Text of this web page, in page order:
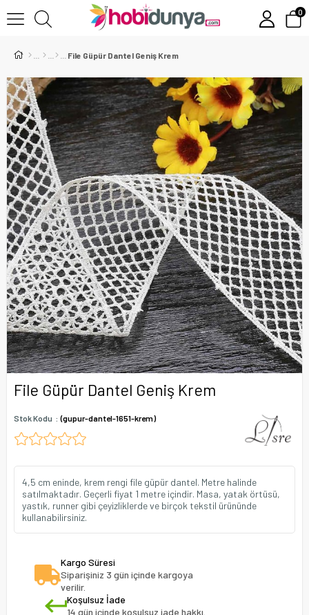
0
File Güpür Dantel Geniş Krem
File Güpür Dantel Geniş Krem
Stok Kodu (gupur-dantel-1651-krem)
4,5 cm eninde, krem rengi file güpür dantel. Metre halinde
satılmaktadır. Geçerli fiyat 1 metre içindir. Masa, yatak örtüsü,
yastık, runner gibi çeyizliklerde ve birçok tekstil ürününde
kullanabilirsiniz.
Kargo Süresi
Siparişiniz 3 gün içinde kargoya
verilir.
Koşulsuz İade
14 gün içinde koşulsuz iade hakkı.